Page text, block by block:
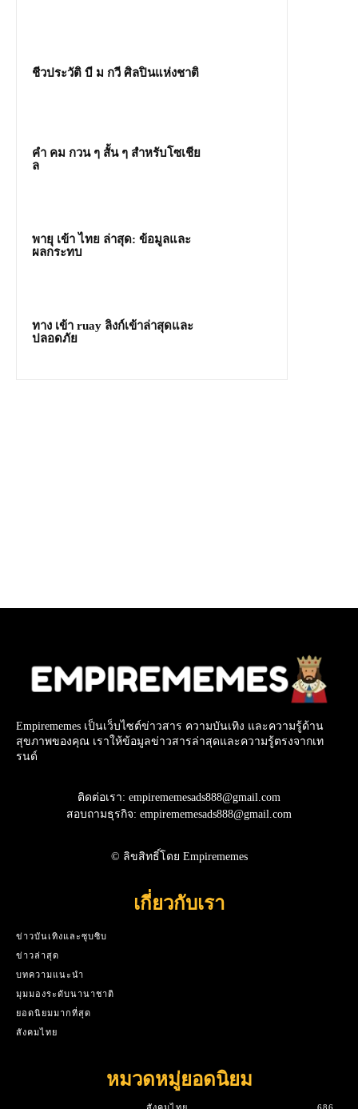
ชีวประวัติ บี ม กวี ศิลปินแห่งชาติ
คํา คม กวน ๆ สั้น ๆ สำหรับโซเชีย
ล
พายุ เข้า ไทย ล่าสุด: ข้อมูลและ
ผลกระทบ
ทาง เข้า ruay ลิงก์เข้าล่าสุดและ
ปลอดภัย
Empirememes เป็นเว็บไซต์ข่าวสาร ความบันเทิง และความรู้ด้าน
สุขภาพของคุณ เราให้ข้อมูลข่าวสารล่าสุดและความรู้ตรงจากเท
รนด์
ติดต่อเรา: empirememesads888@gmail.com
สอบถามธุรกิจ: empirememesads888@gmail.com
© ลิขสิทธิ์โดย Empirememes
เกี่ยวกับเรา
ข่าวบันเทิงและซุบซิบ
ข่าวล่าสุด
บทความแนะนำ
มุมมองระดับนานาชาติ
ยอดนิยมมากที่สุด
สังคมไทย
หมวดหมู่ยอดนิยม